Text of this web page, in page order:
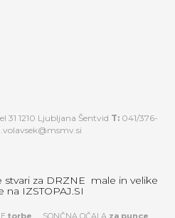
31 1210 Ljubljana Šentvid T:041/376-
stvari za DRZNE male in velike
na IZSTOPAJ.SI
torbe SONČNA OČALA za punce